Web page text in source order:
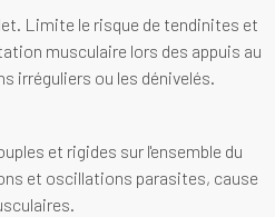
Limite le risque de tendinites et
musculaire lors des appuis au
irréguliers ou les dénivelés.
et rigides sur l'ensemble du
et oscillations parasites, cause